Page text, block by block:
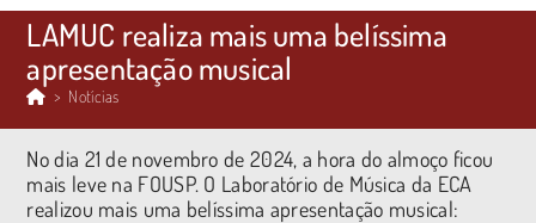
LAMUC realiza mais uma belíssima
apresentação musical
> Notícias
No dia 21 de novembro de 2024, a hora do almoço ficou
mais leve na FOUSP. O Laboratório de Música da ECA
realizou mais uma belíssima apresentação musical: